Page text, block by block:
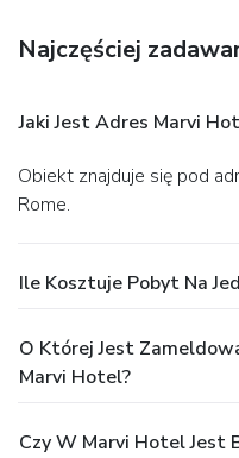
Najczęściej
Jaki Jest Adres Marvi
Obiekt znajduje się pod adresem Via Pietro della Valle 13 w
Rome.
Ile Kosztuje Pobyt Na
O Której Jest
Marvi Hotel?
Czy W Marvi Hotel Jest